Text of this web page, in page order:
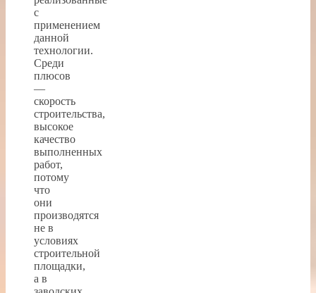
с
применением
данной
технологии.
Среди
плюсов
—
скорость
строительства,
высокое
качество
выполненных
работ,
потому
что
они
производятся
не в
условиях
строительной
площадки,
а в